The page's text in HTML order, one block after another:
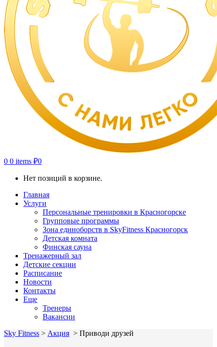
0 0 items ₽0
Нет позиций в корзине.
Главная
Услуги
Персональные тренировки в Красногорске
Групповые программы
Зона единоборств в SkyFitness Красногорск
Детская комната
Финская сауна
Тренажерный зал
Детские секции
Расписание
Новости
Контакты
Еще
Тренеры
Вакансии
Sky Fitness > Акция > Приводи друзей